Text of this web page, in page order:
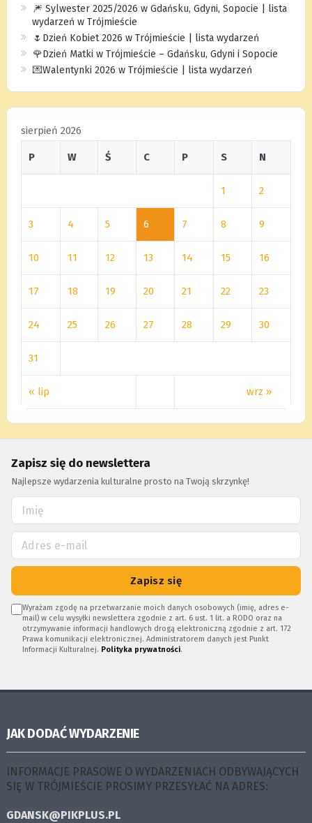
🎆 Sylwester 2025/2026 w Gdańsku, Gdyni, Sopocie | lista
wydarzeń w Trójmieście
🌷Dzień Kobiet 2026 w Trójmieście | lista wydarzeń
🌹Dzień Matki w Trójmieście – Gdańsku, Gdyni i Sopocie
💌Walentynki 2026 w Trójmieście | lista wydarzeń
sierpień 2026
P W Ś C P S N
« lip wrz »
1 2
3 4 5 6 7 8 9
10 11 12 13 14 15 16
17 18 19 20 21 22 23
24 25 26 27 28 29 30
31
Zapisz się do newslettera
Najlepsze wydarzenia kulturalne prosto na Twoją skrzynkę!
Zapisz się
Wyrażam zgodę na przetwarzanie moich danych osobowych (imię, adres e-
mail) w celu wysyłki newslettera zgodnie z art. 6 ust. 1 lit. a RODO oraz na
otrzymywanie informacji handlowych drogą elektroniczną zgodnie z art. 172
Prawa komunikacji elektronicznej. Administratorem danych jest Punkt
Informacji Kulturalnej. Polityka prywatności.
JAK DODAĆ WYDARZENIE
INFORMACJE PRASOWE O WYDARZENIACH ODBYWAJĄCYCH
SIĘ W TRÓJMIEŚCIE PROSIMY PRZESYŁAĆ NA ADRES:
GDANSK@PIKPLUS.PL